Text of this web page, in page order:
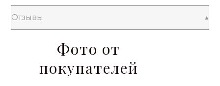
Отзывы
Фото от
покупателей